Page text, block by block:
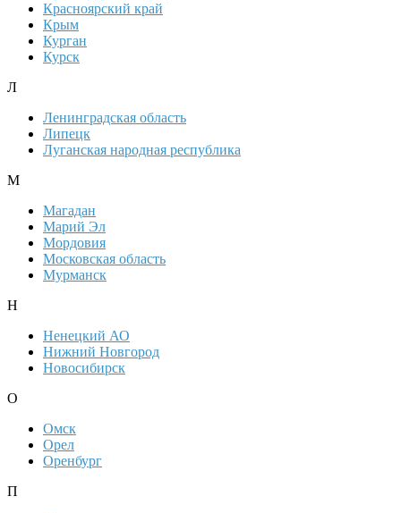
Красноярский край
Крым
Курган
Курск
Л
Ленинградская область
Липецк
Луганская народная республика
М
Магадан
Марий Эл
Мордовия
Московская область
Мурманск
Н
Ненецкий АО
Нижний Новгород
Новосибирск
О
Омск
Орел
Оренбург
П